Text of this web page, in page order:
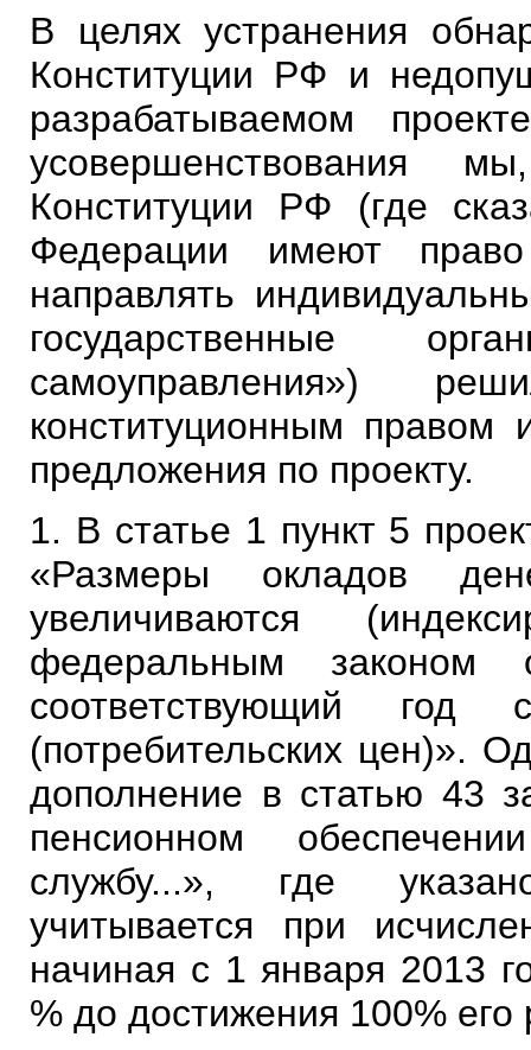
В целях устранения
Конституции РФ и
разрабатываемом
усовершенствования
Конституции РФ (где
Федерации имеют
направлять
государственные
самоуправления»)
конституционным правом
предложения по проекту.
1. В статье 1 пункт 5
«Размеры окладов
увеличиваются
федеральным
соответствующий
(потребительских цен)».
дополнение в статью 43
пенсионном
службу...», где
учитывается при
начиная с 1 января 2013
% до достижения 100% его